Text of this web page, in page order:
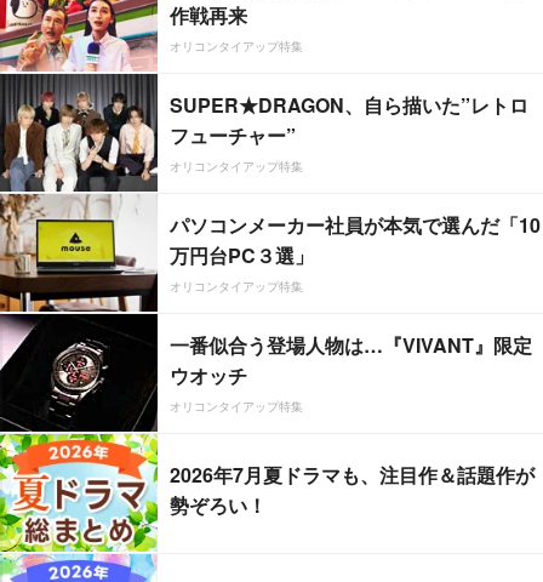
作戦再来
オリコンタイアップ特集
SUPER★DRAGON、自ら描いた”レトロ
フューチャー”
オリコンタイアップ特集
パソコンメーカー社員が本気で選んだ「10
万円台PC３選」
オリコンタイアップ特集
一番似合う登場人物は…『VIVANT』限定
ウオッチ
オリコンタイアップ特集
2026年7月夏ドラマも、注目作＆話題作が
勢ぞろい！